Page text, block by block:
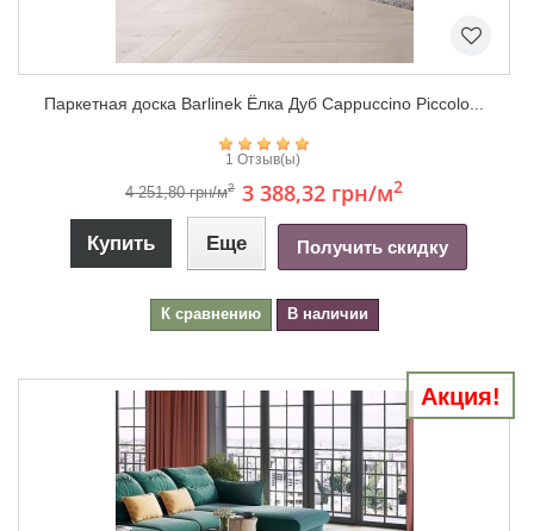
Паркетная доска Barlinek Ёлка Дуб Cappuccino Piccolo...
1 Отзыв(ы)
4 251,80 грн/м2 3 388,32 грн/м2
Купить Еще Получить скидку
К сравнению В наличии
Акция!